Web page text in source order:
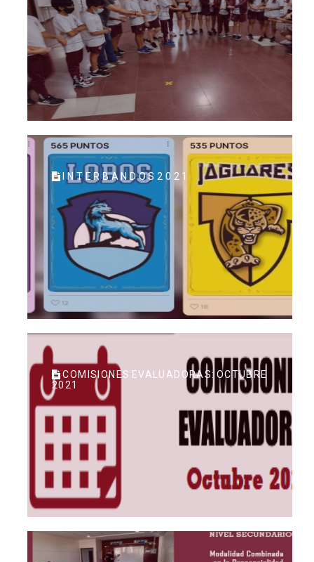
I N T E R B A N D O S 2 0 2 1
COMISIONES EVALUADORAS: OCTUBRE
2021